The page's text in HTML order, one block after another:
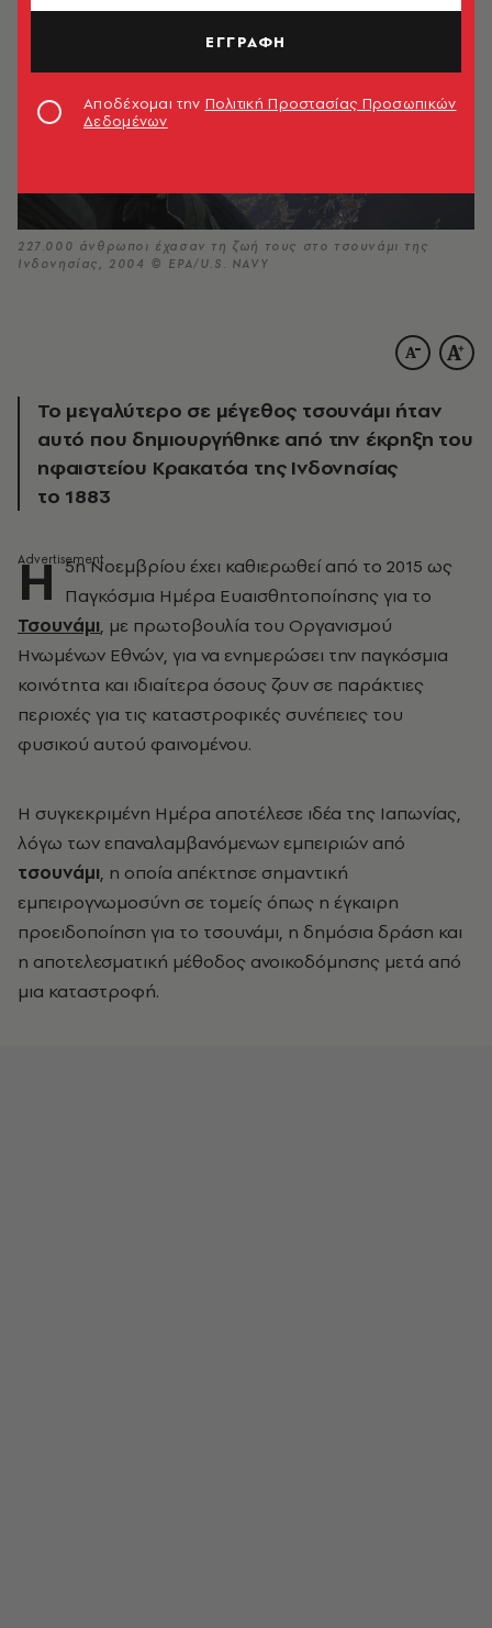
227.000 άνθρωποι έχασαν τη ζωή τους στο τσουνάμι της
Ινδονησίας, 2004 © ΕΡΑ/U.S. NAVY
Το μεγαλύτερο σε μέγεθος τσουνάμι ήταν
αυτό που δημιουργήθηκε από την έκρηξη του
ηφαιστείου Κρακατόα της Ινδονησίας
το 1883
H 5η Νοεμβρίου έχει καθιερωθεί από το 2015 ως
Παγκόσμια Ημέρα Ευαισθητοποίησης για το
Τσουνάμι, με πρωτοβουλία του Οργανισμού
Ηνωμένων Εθνών, για να ενημερώσει την παγκόσμια
κοινότητα και ιδιαίτερα όσους ζουν σε παράκτιες
περιοχές για τις καταστροφικές συνέπειες του
φυσικού αυτού φαινομένου.
Η συγκεκριμένη Ημέρα αποτέλεσε ιδέα της Ιαπωνίας,
λόγω των επαναλαμβανόμενων εμπειριών από
τσουνάμι, η οποία απέκτησε σημαντική
εμπειρογνωμοσύνη σε τομείς όπως η έγκαιρη
προειδοποίηση για το τσουνάμι, η δημόσια δράση και
η αποτελεσματική μέθοδος ανοικοδόμησης μετά από
μια καταστροφή.
ΕΓΓΡΑΦΗ
Αποδέχομαι την Πολιτική Προστασίας Προσωπικών
Δεδομένων